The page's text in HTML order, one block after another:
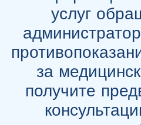
услуг
за
получите